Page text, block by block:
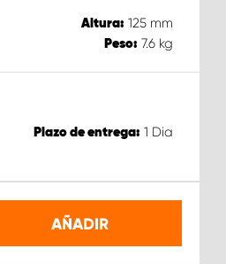
Altura: 125 mm
Peso: 7.6 kg
Plazo de entrega: 1 Dia
AÑADIR